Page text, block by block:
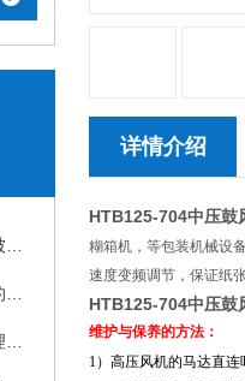
详情介绍
HTB125-704中压鼓
糊箱机，等包装机械设
速度变频调节，保证纸
HTB125-704中压鼓
维护与保养的方法：
1）高压风机的马达直